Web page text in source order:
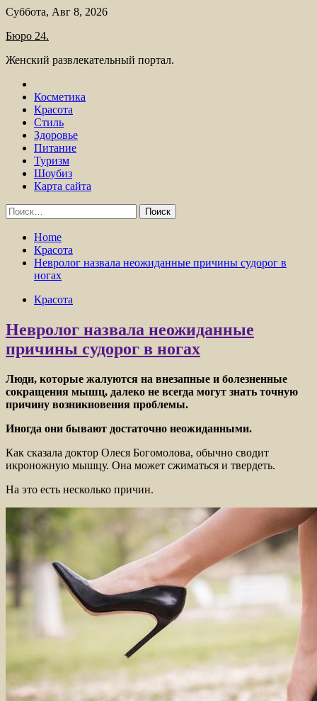
Skip
content
Суббота, Авг 8, 2026
Бюро 24.
Женский развлекательный портал.
Косметика
Красота
Стиль
Здоровье
Питание
Туризм
Шоубиз
Карта сайта
Найти:
Home
Красота
Невролог назвала неожиданные причины судорог в
ногах
Красота
Невролог назвала неожиданные
причины судорог в ногах
Люди, которые жалуются на внезапные и болезненные
сокращения мышц, далеко не всегда могут знать точную
причину возникновения проблемы.
Иногда они бывают достаточно неожиданными.
Как сказала доктор Олеся Богомолова, обычно сводит
икроножную мышцу. Она может сжиматься и твердеть.
На это есть несколько причин.